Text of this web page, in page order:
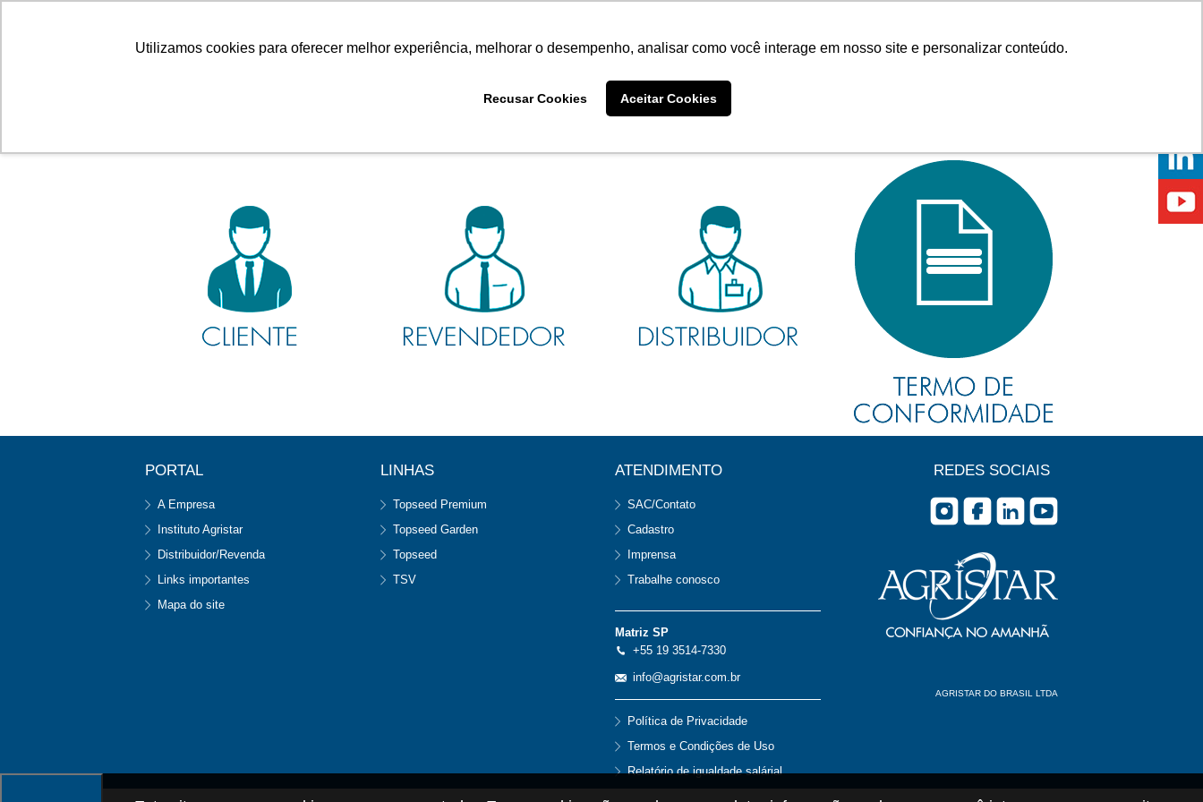
Utilizamos cookies para oferecer melhor experiência, melhorar o desempenho, analisar como você interage em nosso site e personalizar conteúdo.
Recusar Cookies Aceitar Cookies
PORTAL
A Empresa
Instituto Agristar
Distribuidor/Revenda
Links importantes
Mapa do site
LINHAS
Topseed Premium
Topseed Garden
Topseed
TSV
ATENDIMENTO
SAC/Contato
Cadastro
Imprensa
Trabalhe conosco
Matriz SP
+55 19 3514-7330
info@agristar.com.br
Política de Privacidade
Termos e Condições de Uso
Relatório de igualdade salárial
REDES SOCIAIS
AGRISTAR DO BRASIL LTDA